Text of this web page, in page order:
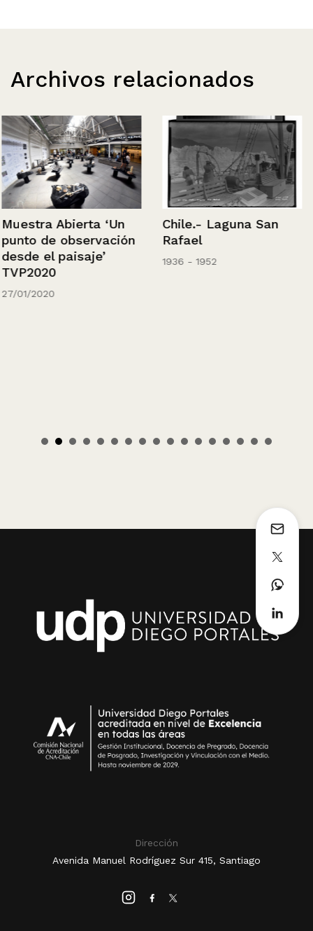
Archivos relacionados
Muestra Abierta ‘Un
punto de observación
desde el paisaje’
TVP2020
27/01/2020
Chile.- Laguna San
Rafael
1936 - 1952
Dirección
Avenida Manuel Rodríguez Sur 415, Santiago